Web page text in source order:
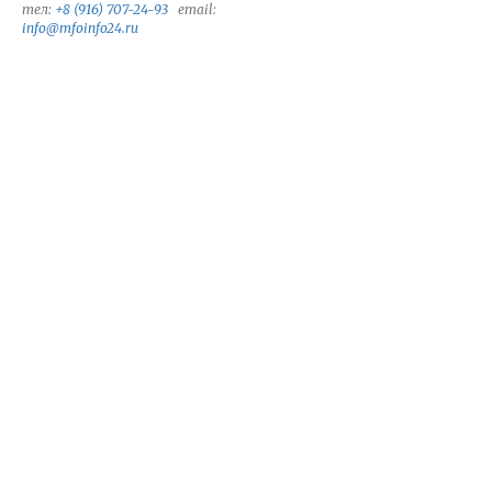
тел: +8 (916) 707-24-93 email:
info@mfoinfo24.ru